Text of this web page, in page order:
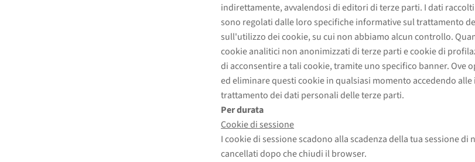
indirettamente, avvalendosi di editori di terze parti. I dati
sono regolati dalle loro specifiche informative sul trattamento
sull'utilizzo dei cookie, su cui non abbiamo alcun controllo.
cookie analitici non anonimizzati di terze parti e cookie di
di acconsentire a tali cookie, tramite uno specifico banner. Ove
ed eliminare questi cookie in qualsiasi momento accedendo
trattamento dei dati personali delle terze parti.
Per durata
Cookie di sessione
I cookie di sessione scadono alla scadenza della tua sessione di
cancellati dopo che chiudi il browser.